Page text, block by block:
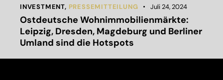
INVESTMENT, PRESSEMITTEILUNG Juli 24, 2024
Ostdeutsche Wohnimmobilienmärkte:
Leipzig, Dresden, Magdeburg und Berliner
Umland sind die Hotspots